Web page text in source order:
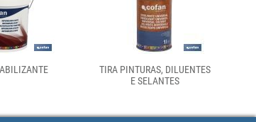
TIRA PINTURAS, DILUENTES
E SELANTES